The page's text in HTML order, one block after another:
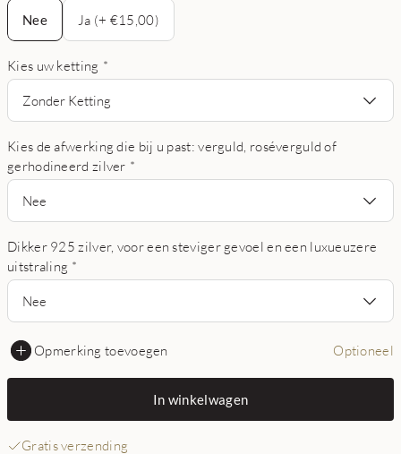
Nee
Ja (+ €15,00)
Kies uw ketting *
Zonder Ketting
Kies de afwerking die bij u past: verguld, roséverguld of
gerhodineerd zilver *
Nee
Dikker 925 zilver, voor een steviger gevoel en een luxueuzere
uitstraling *
Nee
Opmerking toevoegen Optioneel
In winkelwagen
Gratis verzending